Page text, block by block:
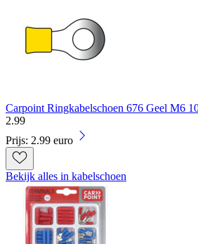
Carpoint Ringkabelschoen 676 Geel M6
2.99
Prijs: 2.99 euro
Bekijk alles in kabelschoen